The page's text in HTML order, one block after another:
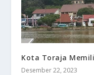
Kota Toraja
Desember 22, 2023